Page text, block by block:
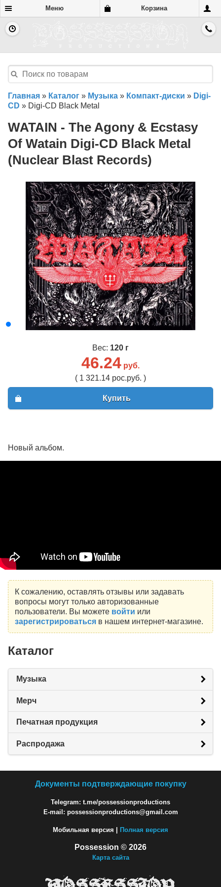
Меню Корзина
Главная » Каталог » Музыка » Компакт-диски » Digi-
CD » Digi-CD Black Metal
WATAIN - The Agony & Ecstasy
Of Watain Digi-CD Black Metal
(Nuclear Blast Records)
Вес: 120 г
46.24 руб.
( 1 321.14 рос.руб. )
Купить
Новый альбом.
К сожалению, оставлять отзывы или задавать
вопросы могут только авторизованные
пользователи. Вы можете войти или
зарегистрироватьсяв нашем интернет-магазине.
Каталог
Музыка
Мерч
Печатная продукция
Распродажа
Документы подтверждающие покупку
Telegram: t.me/possessionproductions
E-mail: possessionproductions@gmail.com
Мобильная версия | Полная версия
Possession © 2026
Карта сайта